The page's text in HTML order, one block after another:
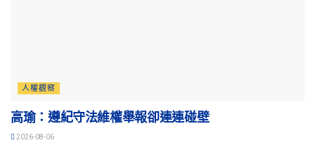
人權觀察
高瑜：遵紀守法維權舉報卻連連碰壁
2026-08-06